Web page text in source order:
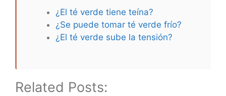
¿El té verde tiene teína?
¿Se puede tomar té verde frío?
¿El té verde sube la tensión?
Related Posts: